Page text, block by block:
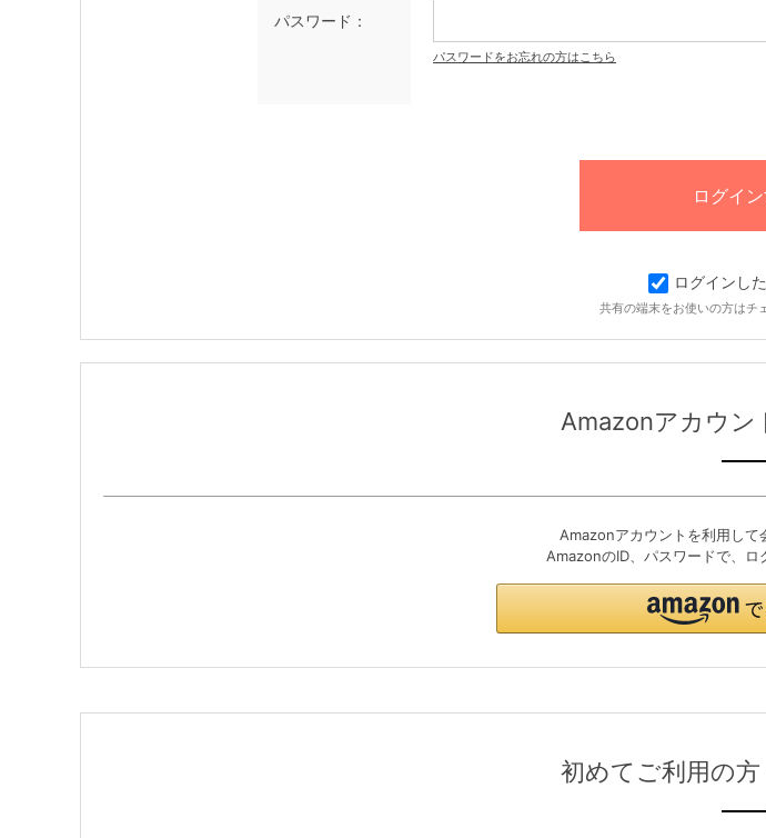
パスワード：
パスワードをお忘れの方はこちら
ログインし
共有の端末をお使いの方はチ
Amazonアカウン
Amazonアカウントを利用して
AmazonのID、パスワードで、ロ
初めてご利用の